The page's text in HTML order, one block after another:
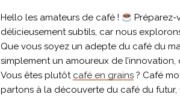
Hello les amateurs de café !
Préparez-
délicieusement subtils, car nous
Que vous soyez un adepte du café du
simplement un amoureux de
Vous êtes plutôt café en grains ? Café
partons à la découverte du café du futur,